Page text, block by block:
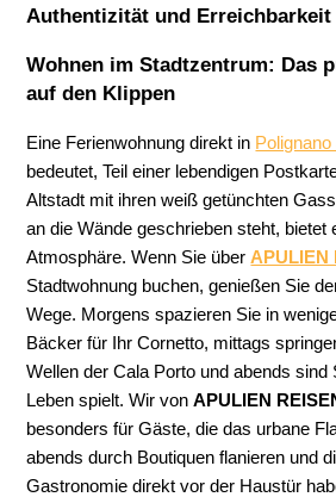
Authentizität und
Wohnen im Stadtzentrum: Das
auf den Klippen
Eine Ferienwohnung direkt in
bedeutet, Teil einer lebendigen
Altstadt mit ihren weiß getünchten
an die Wände geschrieben steht, bietet
Atmosphäre. Wenn Sie über APULIEN
Stadtwohnung buchen, genießen Sie
Wege. Morgens spazieren Sie in
Bäcker für Ihr Cornetto, mittags
Wellen der Cala Porto und abends sind
Leben spielt. Wir vonAPULIEN
besonders für Gäste, die das urbane
abends durch Boutiquen flanieren und
Gastronomie direkt vor der Haustür